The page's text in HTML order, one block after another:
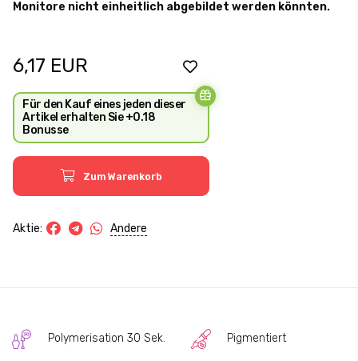
Monitore nicht einheitlich abgebildet werden könnten.
6,17 EUR
Für den Kauf eines jeden dieser
Artikel erhalten Sie +0.18
Bonusse
Zum Warenkorb
Aktie: Andere
Polymerisation 30 Sek. Pigmentiert